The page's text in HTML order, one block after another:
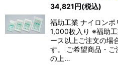
34,821円(税込)
福助工業 ナイロンポ
1,000枚入り ※福助
ース以上ご注文の場
す。 ご希望商品・
の上…